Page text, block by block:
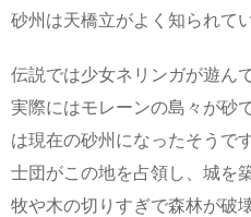
砂州は天橋立がよく知られて
伝説では少女ネリンガが遊ん
実際にはモレーンの島々が砂
は現在の砂州になったそうで
士団がこの地を占領し、城を
牧や木の切りすぎで森林が破